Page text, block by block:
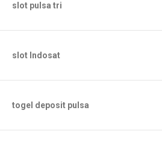
slot pulsa tri
slot Indosat
togel deposit pulsa